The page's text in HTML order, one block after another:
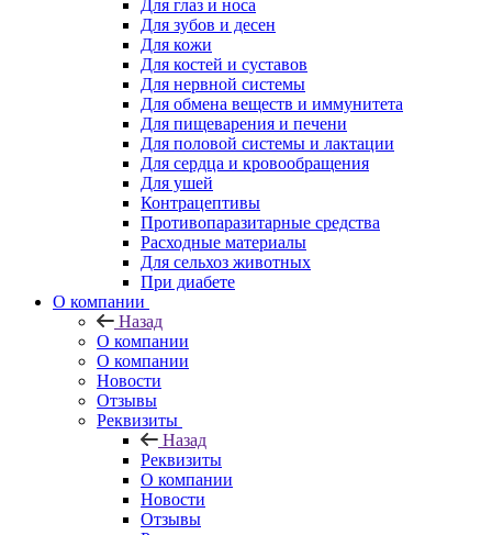
Для глаз и носа
Для зубов и десен
Для кожи
Для костей и суставов
Для нервной системы
Для обмена веществ и иммунитета
Для пищеварения и печени
Для половой системы и лактации
Для сердца и кровообращения
Для ушей
Контрацептивы
Противопаразитарные средства
Расходные материалы
Для сельхоз животных
При диабете
О компании
Назад
О компании
О компании
Новости
Отзывы
Реквизиты
Назад
Реквизиты
О компании
Новости
Отзывы